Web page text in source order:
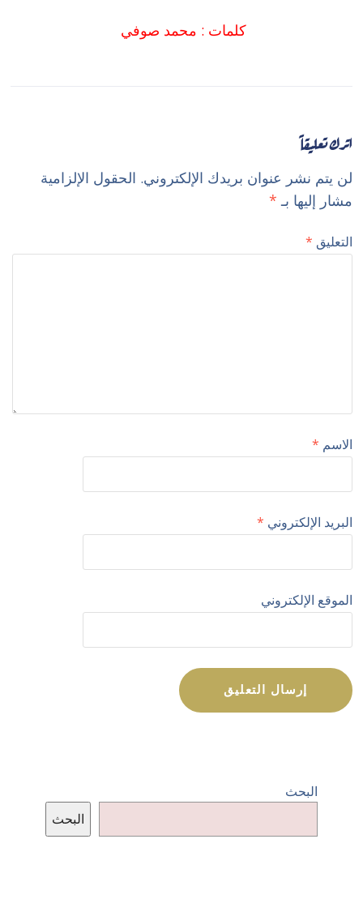
كلمات : محمد صوفي
اترك تعليقاً
لن يتم نشر عنوان بريدك الإلكتروني. الحقول الإلزامية
مشار إليها بـ *
التعليق *
الاسم *
البريد الإلكتروني *
الموقع الإلكتروني
البحث
البحث